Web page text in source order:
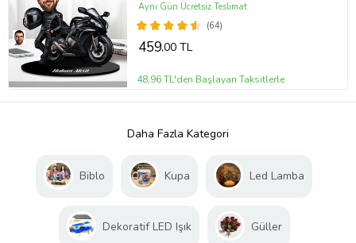
(64)
Aynı Gün Ücretsiz Teslimat
459,00 TL
48,96 TL'den Başlayan Taksitlerle
Daha Fazla Kategori
Biblo Kupa Led Lamba
Dekoratif LED Işık Güller